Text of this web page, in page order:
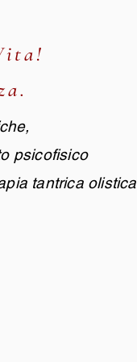
psicofisico
tantrica olistica